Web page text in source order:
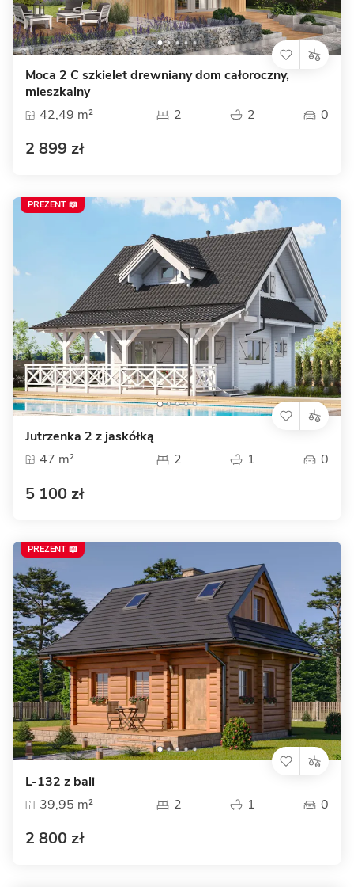
Moca 2 C szkielet drewniany dom całoroczny,
mieszkalny
42,49 m²
2 2 0
2 899 zł
Jutrzenka 2 z jaskółką
47 m²
2 1 0
5 100 zł
PREZENT 📖
L-132 z bali
39,95 m²
2 1 0
2 800 zł
PREZENT 📖